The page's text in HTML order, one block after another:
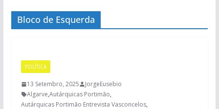
Bloco de Esquerda
POLÍTICA
13 Setembro, 2025
JorgeEusebio
Algarve,Autárquicas Portimão,
Autárquicas Portimão Entrevista Vasconcelos,